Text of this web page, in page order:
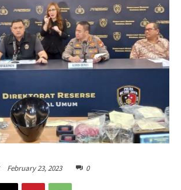
February 23, 2023 0